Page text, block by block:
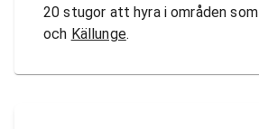
20 stugor att hyra i områden som
och Källunge.